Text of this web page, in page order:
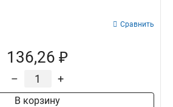
Сравнить
136,26 ₽
– +
В корзину